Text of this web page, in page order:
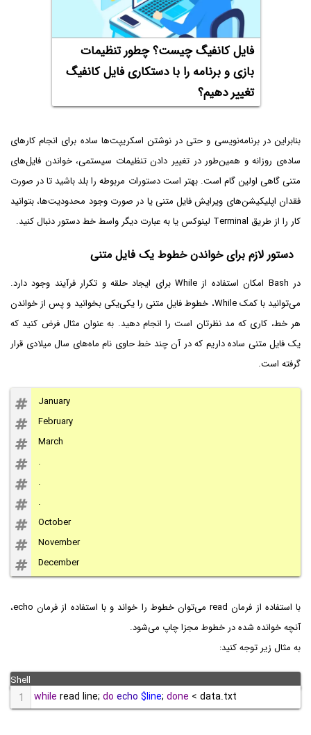
فایل کانفیگ چیست؟ چطور تنظیمات
بازی و برنامه را با دستکاری فایل کانفیگ
تغییر دهیم؟
بنابراین در برنامه‌نویسی و حتی در نوشتن اسکریپت‌ها ساده برای انجام کارهای
ساده‌ی روزانه و همین‌طور در تغییر دادن تنظیمات سیستمی، خواندن فایل‌های
متنی گاهی اولین گام است. بهتر است دستورات مربوطه را بلد باشید تا در صورت
فقدان اپلیکیشن‌های ویرایش فایل متنی یا در صورت وجود محدودیت‌ها، بتوانید
کار را از طریق Terminal لینوکس یا به عبارت دیگر واسط خط دستور دنبال کنید.
دستور لازم برای خواندن خطوط یک فایل متنی
در Bash امکان استفاده از While برای ایجاد حلقه و تکرار فرآیند وجود دارد.
می‌توانید با کمک While، خطوط فایل متنی را یکی‌یکی بخوانید و پس از خواندن
هر خط، کاری که مد نظرتان است را انجام دهید. به عنوان مثال فرض کنید که
یک فایل متنی ساده داریم که در آن چند خط حاوی نام ماه‌های سال میلادی قرار
گرفته است.
January
February
March
.
.
.
October
November
December
با استفاده از فرمان read می‌توان خطوط را خواند و با استفاده از فرمان echo،
آنچه خوانده شده در خطوط مجزا چاپ می‌شود.
به مثال زیر توجه کنید:
1 while read line; do echo $line; done < data.txt